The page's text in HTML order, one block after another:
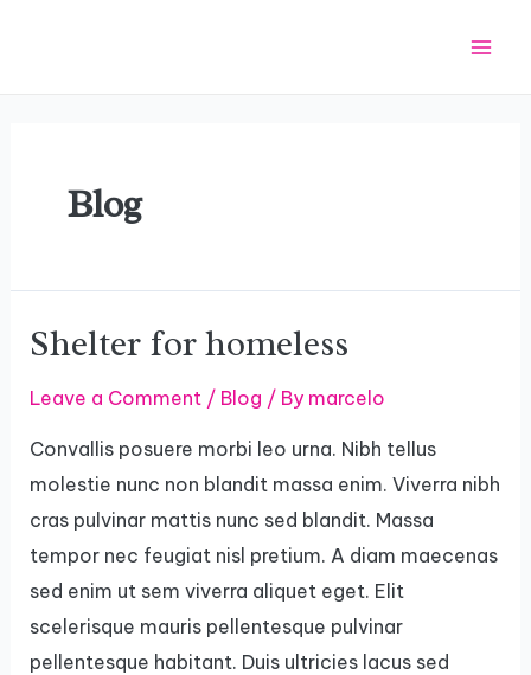
Blog
Shelter for homeless
Leave a Comment / Blog / By marcelo
Convallis posuere morbi leo urna. Nibh tellus
molestie nunc non blandit massa enim. Viverra nibh
cras pulvinar mattis nunc sed blandit. Massa
tempor nec feugiat nisl pretium. A diam maecenas
sed enim ut sem viverra aliquet eget. Elit
scelerisque mauris pellentesque pulvinar
pellentesque habitant. Duis ultricies lacus sed
Shelter
homeless